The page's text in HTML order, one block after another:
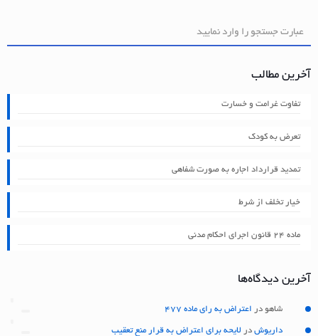
آخرین مطالب
تفاوت غرامت و خسارت
تعرض به کودک
تمدید قرارداد اجاره به صورت شفاهی
خیار تخلف از شرط
ماده ۲۴ قانون اجرای احکام مدنی
آخرین دیدگاه‌ها
شاهو در اعتراض به رای ماده 477
داریوش در لایحه برای اعتراض به قرار منع تعقیب